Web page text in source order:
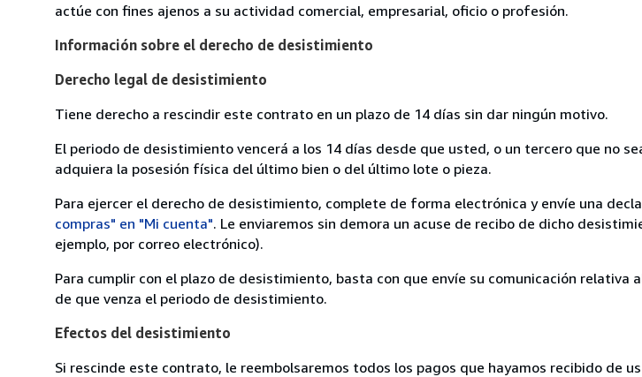
actúe con fines ajenos a su actividad comercial, empresarial, oficio o profesión.
Información sobre el derecho de desistimiento
Derecho legal de desistimiento
Tiene derecho a rescindir este contrato en un plazo de 14 días sin dar ningún motivo.
El periodo de desistimiento vencerá a los 14 días desde que usted, o un tercero que no
adquiera la posesión física del último bien o del último lote o pieza.
Para ejercer el derecho de desistimiento, complete de forma electrónica y envíe una
compras" en "Mi cuenta". Le enviaremos sin demora un acuse de recibo de dicho
ejemplo, por correo electrónico).
Para cumplir con el plazo de desistimiento, basta con que envíe su comunicación
de que venza el periodo de desistimiento.
Efectos del desistimiento
Si rescinde este contrato, le reembolsaremos todos los pagos que hayamos recibido de